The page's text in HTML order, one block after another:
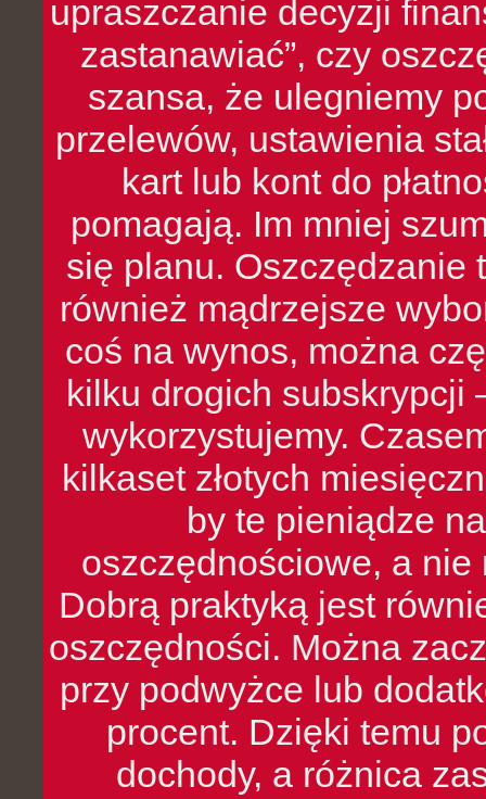
upraszczanie decyzji
zastanawiać”, czy
szansa, że ulegniemy
przelewów, ustawienia
kart lub kont do
pomagają. Im mniej
się planu. Oszczędzanie
również mądrzejsze
coś na wynos, można
kilku drogich subskrypcji
wykorzystujemy.
kilkaset złotych
by te pieniądze
oszczędnościowe, a nie
Dobrą praktyką jest
oszczędności. Można
przy podwyżce lub
procent. Dzięki temu
dochody, a różnica